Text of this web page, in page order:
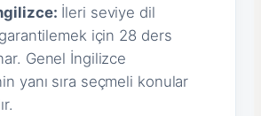
İleri seviye dil
için 28 ders
Genel İngilizce
yanı sıra seçmeli konular